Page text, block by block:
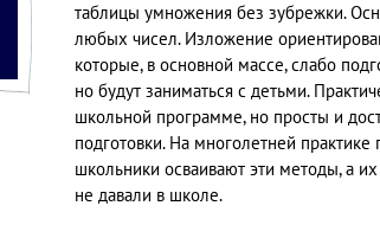
таблицы умножения без зубрежки.
любых чисел. Изложение
которые, в основной массе, слабо
но будут заниматься с детьми.
школьной программе, но просты и
подготовки. На многолетней
школьники осваивают эти методы, а
не давали в школе.